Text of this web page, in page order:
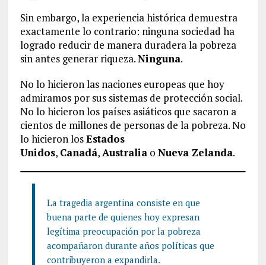
Sin embargo, la experiencia histórica demuestra
exactamente lo contrario: ninguna sociedad ha
logrado reducir de manera duradera la pobreza
sin antes generar riqueza.Ninguna.
No lo hicieron las naciones europeas que hoy
admiramos por sus sistemas de protección social.
No lo hicieron los países asiáticos que sacaron a
cientos de millones de personas de la pobreza. No
lo hicieron losEstados
Unidos, Canadá,Australiao Nueva Zelanda.
La tragedia argentina consiste en que
buena parte de quienes hoy expresan
legítima preocupación por la pobreza
acompañaron durante años políticas que
contribuyeron a expandirla.